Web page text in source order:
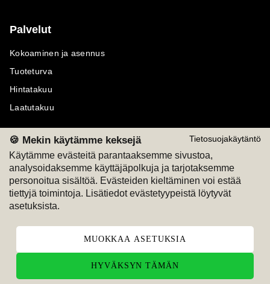
Tietosuojakäytäntö
🍪 Mekin käytämme keksejä
Käytämme evästeitä parantaaksemme sivustoa,
analysoidaksemme käyttäjäpolkuja ja tarjotaksemme
personoitua sisältöä. Evästeiden kieltäminen voi estää
tiettyjä toimintoja. Lisätiedot evästetyypeistä löytyvät
asetuksista.
MUOKKAA ASETUKSIA
HYVÄKSYN TÄMÄN
Palvelut
Kokoaminen ja asennus
Tuoteturva
Hintatakuu
Laatutakuu
Maksutavat
M
Seuraa meitä